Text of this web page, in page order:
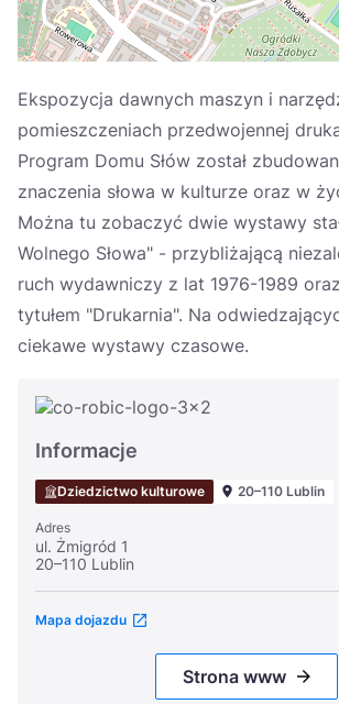
Ekspozycja dawnych maszyn i
pomieszczeniach przedwojennej
Program Domu Słów został
znaczenia słowa w kulturze oraz w
Można tu zobaczyć dwie wystawy
Wolnego Słowa" - przybliżającą
ruch wydawniczy z lat 1976-1989
tytułem "Drukarnia". Na
ciekawe wystawy czasowe.
Informacje
Dziedzictwo kulturowe 20–110 Lublin
Adres
ul. Żmigród 1
20–110 Lublin
Mapa dojazdu
Strona www